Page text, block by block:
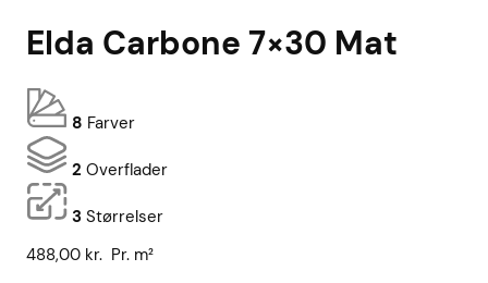
Elda Carbone 7×30 Mat
8 Farver
2 Overflader
3 Størrelser
488,00 kr. Pr. m²